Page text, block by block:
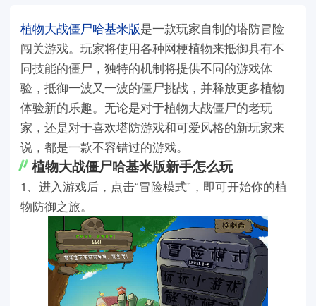
植物大战僵尸哈基米版是一款玩家自制的塔防冒险
闯关游戏。玩家将使用各种网梗植物来抵御具有不
同技能的僵尸，独特的机制将提供不同的游戏体
验，抵御一波又一波的僵尸挑战，并释放更多植物
体验新的乐趣。无论是对于植物大战僵尸的老玩
家，还是对于喜欢塔防游戏和可爱风格的新玩家来
说，都是一款不容错过的游戏。
植物大战僵尸哈基米版新手怎么玩
1、进入游戏后，点击“冒险模式”，即可开始你的植
物防御之旅。